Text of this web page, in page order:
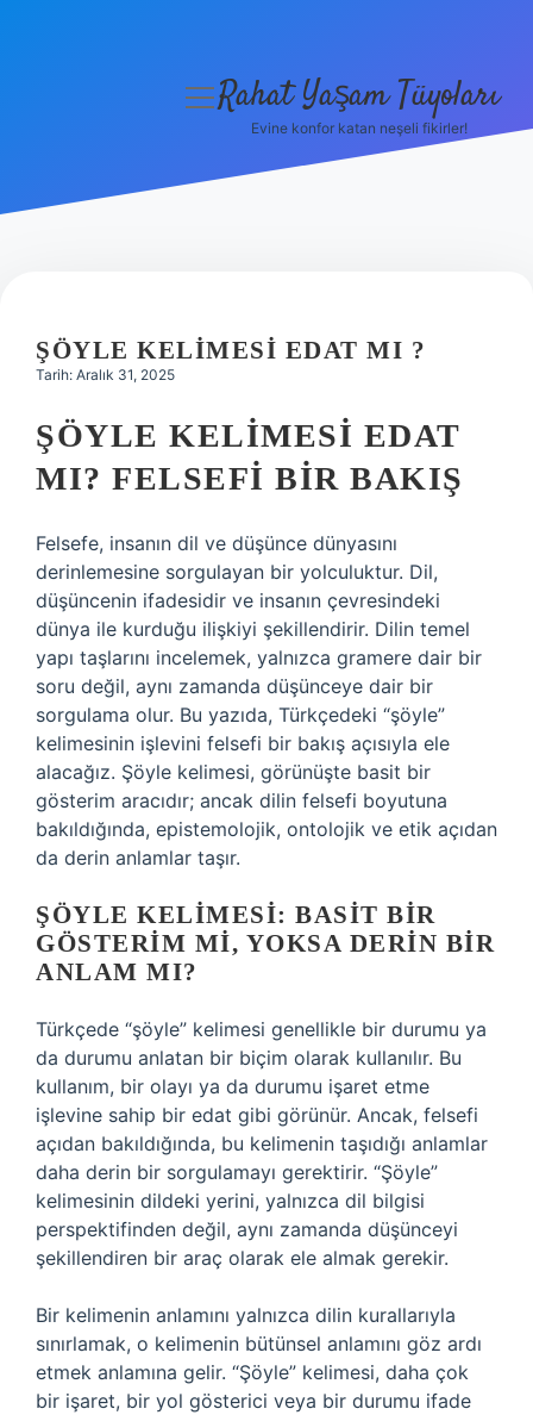
Hakkımızda
menüyü
Rahat Yaşam Tüyoları
Evine konfor katan neşeli fikirler!
ŞÖYLE KELIMESI EDAT MI ?
Tarih: Aralık 31, 2025
ŞÖYLE KELIMESI EDAT
MI? FELSEFI BIR BAKIŞ
Felsefe, insanın dil ve düşünce dünyasını
derinlemesine sorgulayan bir yolculuktur. Dil,
düşüncenin ifadesidir ve insanın çevresindeki
dünya ile kurduğu ilişkiyi şekillendirir. Dilin temel
yapı taşlarını incelemek, yalnızca gramere dair bir
soru değil, aynı zamanda düşünceye dair bir
sorgulama olur. Bu yazıda, Türkçedeki “şöyle”
kelimesinin işlevini felsefi bir bakış açısıyla ele
alacağız. Şöyle kelimesi, görünüşte basit bir
gösterim aracıdır; ancak dilin felsefi boyutuna
bakıldığında, epistemolojik, ontolojik ve etik açıdan
da derin anlamlar taşır.
ŞÖYLE KELIMESI: BASIT BIR
GÖSTERIM MI, YOKSA DERIN BIR
ANLAM MI?
Türkçede “şöyle” kelimesi genellikle bir durumu ya
da durumu anlatan bir biçim olarak kullanılır. Bu
kullanım, bir olayı ya da durumu işaret etme
işlevine sahip bir edat gibi görünür. Ancak, felsefi
açıdan bakıldığında, bu kelimenin taşıdığı anlamlar
daha derin bir sorgulamayı gerektirir. “Şöyle”
kelimesinin dildeki yerini, yalnızca dil bilgisi
perspektifinden değil, aynı zamanda düşünceyi
şekillendiren bir araç olarak ele almak gerekir.
Bir kelimenin anlamını yalnızca dilin kurallarıyla
sınırlamak, o kelimenin bütünsel anlamını göz ardı
etmek anlamına gelir. “Şöyle” kelimesi, daha çok
bir işaret, bir yol gösterici veya bir durumu ifade